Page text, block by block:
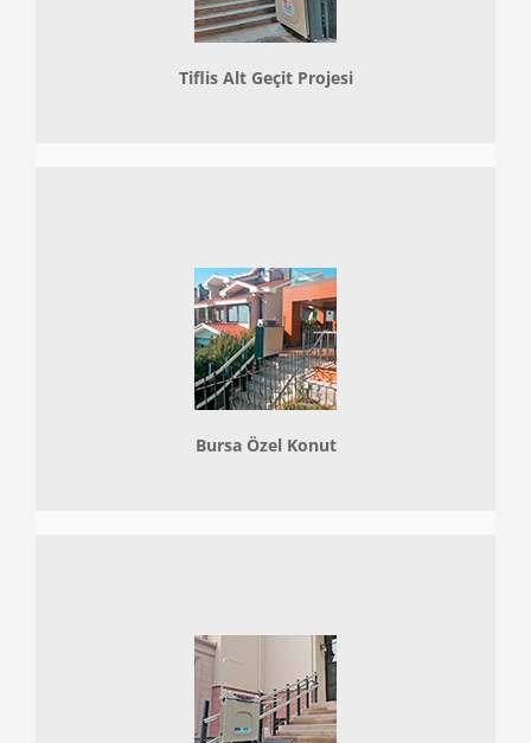
Tiflis Alt Geçit Projesi
Bursa Özel Konut